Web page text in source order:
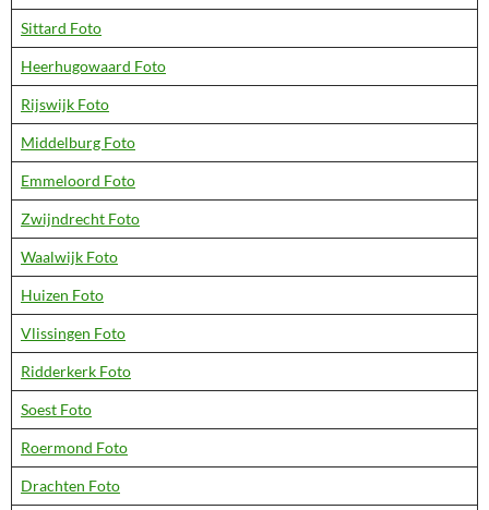
Sittard Foto
Heerhugowaard Foto
Rijswijk Foto
Middelburg Foto
Emmeloord Foto
Zwijndrecht Foto
Waalwijk Foto
Huizen Foto
Vlissingen Foto
Ridderkerk Foto
Soest Foto
Roermond Foto
Drachten Foto